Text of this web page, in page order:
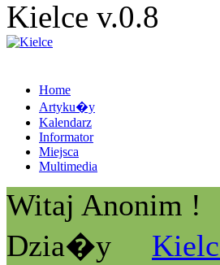
Kielce v.0.8
Home
Artyku�y
Kalendarz
Informator
Miejsca
Multimedia
Witaj Anonim !
Dzia�y